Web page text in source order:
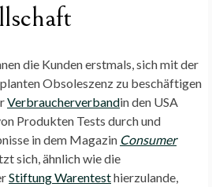
die Kunden erstmals, sich mit der
Obsoleszenz zu beschäftigen
Verbraucherverbandin den USA
Produkten Tests durch und
in dem Magazin Consumer
sich, ähnlich wie die
Stiftung Warentesthierzulande,